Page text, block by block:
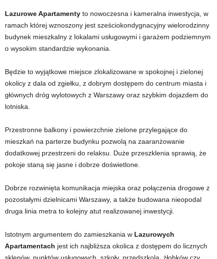
Lazurowe Apartamenty to nowoczesna i kameralna inwestycja, w
ramach której wznoszony jest sześciokondygnacyjny wielorodzinny
budynek mieszkalny z lokalami usługowymi i garażem podziemnym
o wysokim standardzie wykonania.
Będzie to wyjątkowe miejsce zlokalizowane w spokojnej i zielonej
okolicy z dala od zgiełku, z dobrym dostępem do centrum miasta i
głównych dróg wylotowych z Warszawy oraz szybkim dojazdem do
lotniska.
Przestronne balkony i powierzchnie zielone przylegające do
mieszkań na parterze budynku pozwolą na zaaranżowanie
dodatkowej przestrzeni do relaksu. Duże przeszklenia sprawią, że
pokoje staną się jasne i dobrze doświetlone.
Dobrze rozwinięta komunikacja miejska oraz połączenia drogowe z
pozostałymi dzielnicami Warszawy, a także budowana nieopodal
druga linia metra to kolejny atut realizowanej inwestycji.
Istotnym argumentem do zamieszkania w Lazurowych
Apartamentach jest ich najbliższa okolica z dostępem do licznych